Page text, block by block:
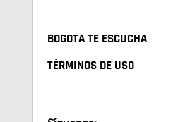
BOGOTA TE ESCUCHA
TÉRMINOS DE USO